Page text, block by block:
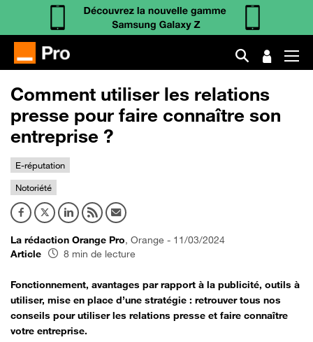
Comment utiliser les relations
presse pour faire connaître son
entreprise ?
E-réputation
Notoriété
La rédaction Orange Pro, Orange - 11/03/2024
Article
8 min de lecture
Fonctionnement, avantages par rapport à la publicité, outils à
utiliser, mise en place d’une stratégie : retrouver tous nos
conseils pour utiliser les relations presse et faire connaître
votre entreprise.